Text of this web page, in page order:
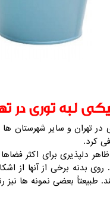
لبه توری در
در تهران و سایر شهرستان
کرد.
دلپذیری برای اکثر
روی بدنه برخی از آنها از
طبیعتاً بعضی نمونه ها نیز